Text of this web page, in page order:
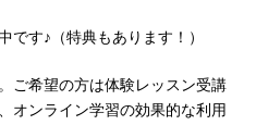
です♪（特典もあります！）
ご希望の方は体験レッスン受講
オンライン学習の効果的な利用